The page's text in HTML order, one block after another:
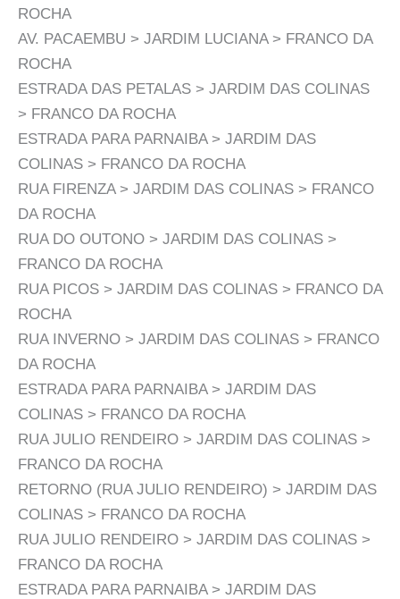
ROCHA
AV. PACAEMBU > JARDIM LUCIANA > FRANCO DA
ROCHA
ESTRADA DAS PETALAS > JARDIM DAS COLINAS
> FRANCO DA ROCHA
ESTRADA PARA PARNAIBA > JARDIM DAS
COLINAS > FRANCO DA ROCHA
RUA FIRENZA > JARDIM DAS COLINAS > FRANCO
DA ROCHA
RUA DO OUTONO > JARDIM DAS COLINAS >
FRANCO DA ROCHA
RUA PICOS > JARDIM DAS COLINAS > FRANCO DA
ROCHA
RUA INVERNO > JARDIM DAS COLINAS > FRANCO
DA ROCHA
ESTRADA PARA PARNAIBA > JARDIM DAS
COLINAS > FRANCO DA ROCHA
RUA JULIO RENDEIRO > JARDIM DAS COLINAS >
FRANCO DA ROCHA
RETORNO (RUA JULIO RENDEIRO) > JARDIM DAS
COLINAS > FRANCO DA ROCHA
RUA JULIO RENDEIRO > JARDIM DAS COLINAS >
FRANCO DA ROCHA
ESTRADA PARA PARNAIBA > JARDIM DAS